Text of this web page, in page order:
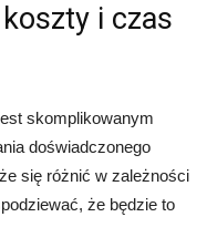
i czas
skomplikowanym
doświadczonego
się różnić w zależności
że będzie to